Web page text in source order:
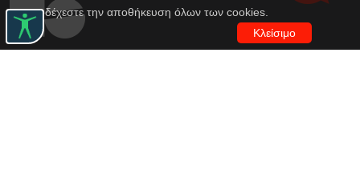
αποδέχεστε την αποθήκευση όλων των cookies.
Κλείσιμο